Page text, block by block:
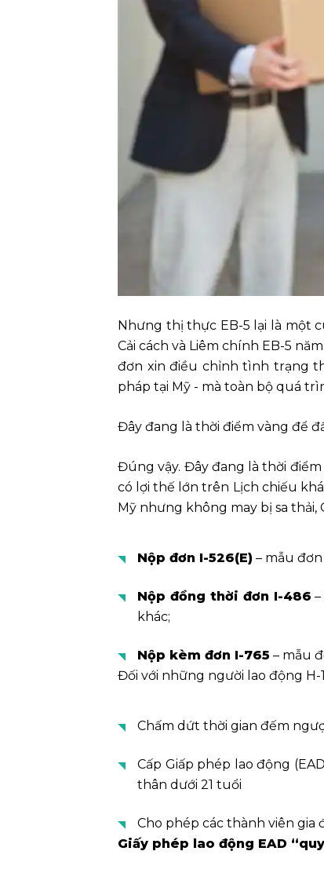
Nhưng thị thực EB-5 lại là một
Cải cách và Liêm chính EB-5
đơn xin điều chỉnh tình trạng
pháp tại Mỹ - mà toàn bộ quá
Đây đang là thời điểm vàng để
Đúng vậy. Đây đang là thời
có lợi thế lớn trên Lịch chiếu
Mỹ nhưng không may bị sa
Nộp đơn I-526(E) – mẫu
Nộp đồng thời đơn I-486
khác;
Nộp kèm đơn I-765 – mẫu
Đối với những người lao động
Chấm dứt thời gian đếm
Cấp Giấp phép lao động
thân dưới 21 tuổi
Cho phép các thành viên
Giấy phép lao động EAD